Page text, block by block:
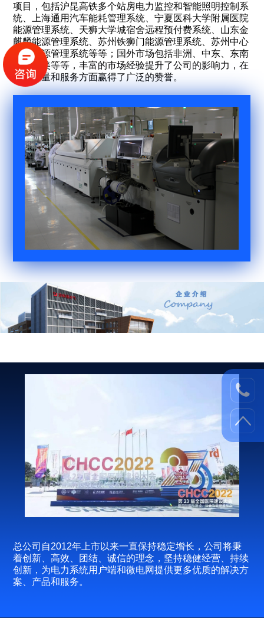
项目，包括沪昆高铁多个站房电力监控和智能照明控制系
统、上海通用汽车能耗管理系统、宁夏医科大学附属医院
能源管理系统、天狮大学城宿舍远程预付费系统、山东金
麒麟能源管理系统、苏州铁狮门能源管理系统、苏州中心
消防电源管理系统等等；国外市场包括非洲、中东、东南
亚、南美等等，丰富的市场经验提升了公司的影响力，在
产品质量和服务方面赢得了广泛的赞誉。
总公司自2012年上市以来一直保持稳定增长，公司将秉
着创新、高效、团结、诚信的理念，坚持稳健经营、持续
创新，为电力系统用户端和微电网提供更多优质的解决方
案、产品和服务。